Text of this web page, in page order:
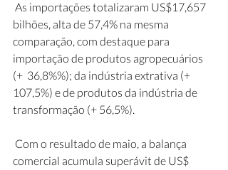
bilhões, alta de 57,4% na mesma
comparação, com destaque para
importação de produtos agropecuários
(+  36,8%%); da indústria extrativa (+
107,5%) e de produtos da indústria de
transformação (+ 56,5%).
comercial acumula superávit de US$